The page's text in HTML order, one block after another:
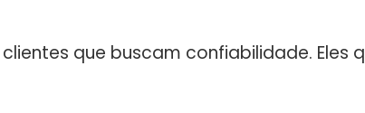
que buscam confiabilidade.